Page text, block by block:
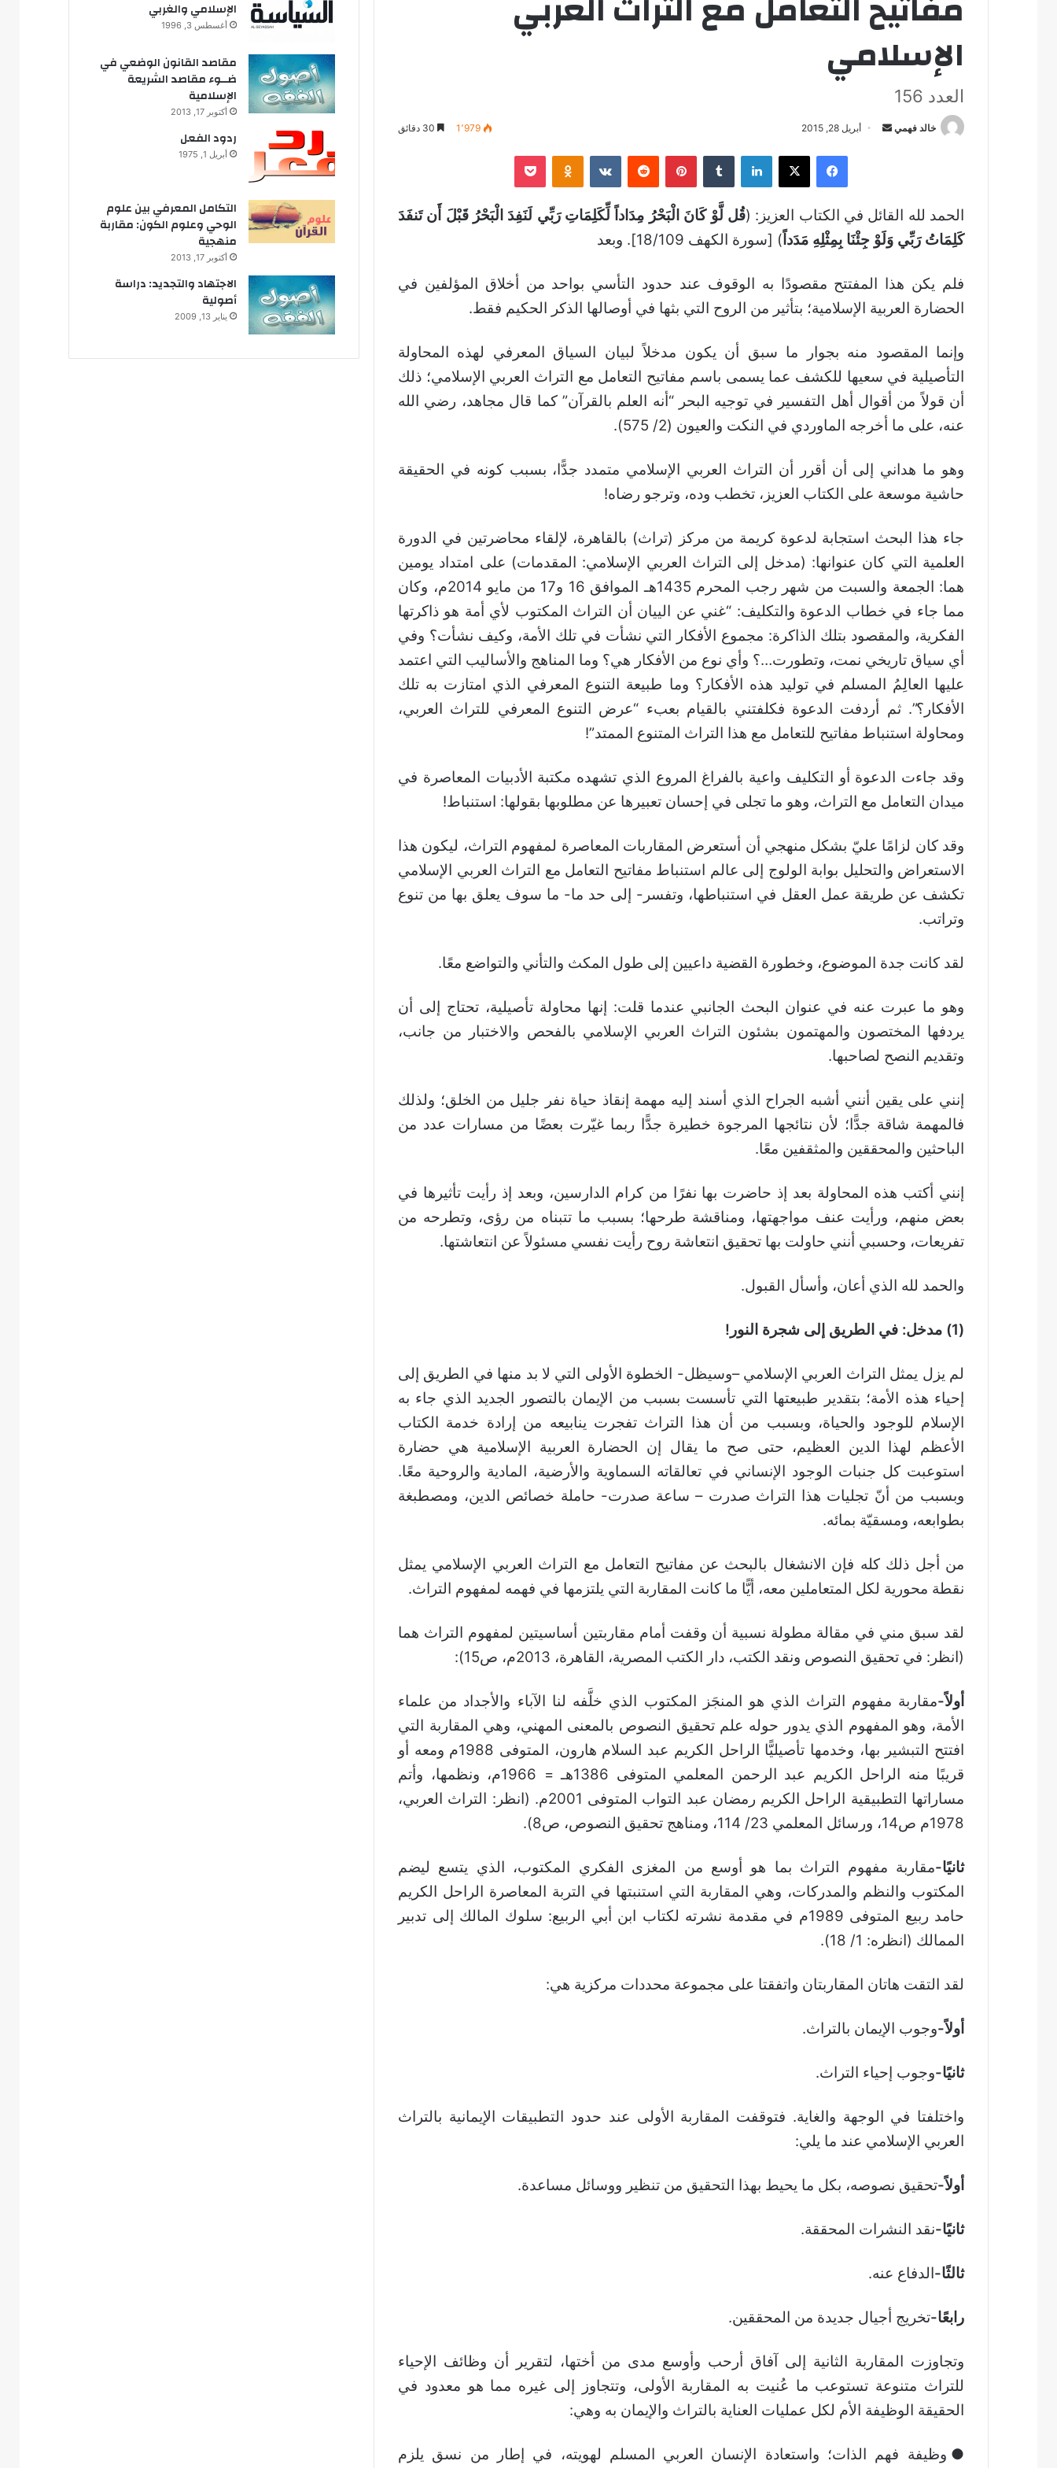
الإسلامي
العدد 156
خالد فهمي
ر
ي
ل
ت
ر
ي
أبريل 28, 2015 1٬979
فيسبوك لينكدإن بينتيريست
الحمد لله القائل في الكتاب العزيز: (قُل لَّوْ كَانَ الْبَحْرُ مِدَاداً لِّكَلِمَاتِ رَبِّي لَنَفِدَ الْبَحْرُ قَبْلَ أَن تَنفَدَ
كَلِمَاتُ رَبِّي وَلَوْ جِئْنَا بِمِثْلِهِ مَدَداً ) [سورة الكهف 18/109]. وبعد
فلم يكن هذا المفتتح مقصودًا به الوقوف عند حدود التأسي بواحد من أخلاق المؤلفين في
الحضارة العربية الإسلامية؛ بتأثير من الروح التي بثها في أوصالها الذكر الحكيم فقط.
وإنما المقصود منه بجوار ما سبق أن يكون مدخلاً لبيان السياق المعرفي لهذه المحاولة
التأصيلية في سعيها للكشف عما يسمى باسم مفاتيح التعامل مع التراث العربي الإسلامي؛ ذلك
أن قولاً من أقوال أهل التفسير في توجيه البحر “أنه العلم بالقرآن” كما قال مجاهد، رضي الله
عنه، على ما أخرجه الماوردي في النكت والعيون (2/ 575).
وهو ما هداني إلى أن أقرر أن التراث العربي الإسلامي متمدد جدًّا، بسبب كونه في الحقيقة
حاشية موسعة على الكتاب العزيز، تخطب وده، وترجو رضاه!
جاء هذا البحث استجابة لدعوة كريمة من مركز (تراث) بالقاهرة، لإلقاء محاضرتين في الدورة
العلمية التي كان عنوانها: (مدخل إلى التراث العربي الإسلامي: المقدمات) على امتداد يومين
هما: الجمعة والسبت من شهر رجب المحرم 1435هـ الموافق 16 و17 من مايو 2014م، وكان
مما جاء في خطاب الدعوة والتكليف: “غني عن الييان أن التراث المكتوب لأي أمة هو ذاكرتها
الفكرية، والمقصود بتلك الذاكرة: مجموع الأفكار التي نشأت في تلك الأمة، وكيف نشأت؟ وفي
أي سياق تاريخي نمت، وتطورت…؟ وأي نوع من الأفكار هي؟ وما المناهج والأساليب التي اعتمد
عليها العالِمُ المسلم في توليد هذه الأفكار؟ وما طبيعة التنوع المعرفي الذي امتازت به تلك
الأفكار؟”. ثم أردفت الدعوة فكلفتني بالقيام بعبء “عرض التنوع المعرفي للتراث العربي،
ومحاولة استنباط مفاتيح للتعامل مع هذا التراث المتنوع الممتد”!
وقد جاءت الدعوة أو التكليف واعية بالفراغ المروع الذي تشهده مكتبة الأدبيات المعاصرة في
ميدان التعامل مع التراث، وهو ما تجلى في إحسان تعبيرها عن مطلوبها بقولها: استنباط!
وقد كان لزامًا عليّ بشكل منهجي أن أستعرض المقاربات المعاصرة لمفهوم التراث، ليكون هذا
الاستعراض والتحليل بوابة الولوج إلى عالم استنباط مفاتيح التعامل مع التراث العربي الإسلامي
تكشف عن طريقة عمل العقل في استنباطها، وتفسر- إلى حد ما- ما سوف يعلق بها من تنوع
وتراتب.
لقد كانت جدة الموضوع، وخطورة القضية داعيين إلى طول المكث والتأني والتواضع معًا.
وهو ما عبرت عنه في عنوان البحث الجانبي عندما قلت: إنها محاولة تأصيلية، تحتاج إلى أن
يردفها المختصون والمهتمون بشئون التراث العربي الإسلامي بالفحص والاختبار من جانب،
وتقديم النصح لصاحبها.
إنني على يقين أنني أشبه الجراح الذي أسند إليه مهمة إنقاذ حياة نفر جليل من الخلق؛ ولذلك
فالمهمة شاقة جدًّا؛ لأن نتائجها المرجوة خطيرة جدًّا ربما غيّرت بعضًا من مسارات عدد من
الباحثين والمحققين والمثقفين معًا.
إنني أكتب هذه المحاولة بعد إذ حاضرت بها نفرًا من كرام الدارسين، وبعد إذ رأيت تأثيرها في
بعض منهم، ورأيت عنف مواجهتها، ومناقشة طرحها؛ بسبب ما تتبناه من رؤى، وتطرحه من
تفريعات، وحسبي أنني حاولت بها تحقيق انتعاشة روح رأيت نفسي مسئولاً عن انتعاشتها.
والحمد لله الذي أعان، وأسأل القبول.
(1) مدخل: في الطريق إلى شجرة النور!
لم يزل يمثل التراث العربي الإسلامي –وسيظل- الخطوة الأولى التي لا بد منها في الطريق إلى
إحياء هذه الأمة؛ بتقدير طبيعتها التي تأسست بسبب من الإيمان بالتصور الجديد الذي جاء به
الإسلام للوجود والحياة، وبسبب من أن هذا التراث تفجرت ينابيعه من إرادة خدمة الكتاب
الأعظم لهذا الدين العظيم، حتى صح ما يقال إن الحضارة العربية الإسلامية هي حضارة
استوعبت كل جنبات الوجود الإنساني في تعالقاته السماوية والأرضية، المادية والروحية معًا.
وبسبب من أنّ تجليات هذا التراث صدرت – ساعة صدرت- حاملة خصائص الدين، ومصطبغة
بطوابعه، ومسقيّة بمائه.
من أجل ذلك كله فإن الانشغال بالبحث عن مفاتيح التعامل مع التراث العربي الإسلامي يمثل
نقطة محورية لكل المتعاملين معه، أيًّا ما كانت المقاربة التي يلتزمها في فهمه لمفهوم التراث.
لقد سبق مني في مقالة مطولة نسبية أن وقفت أمام مقاربتين أساسيتين لمفهوم التراث هما
(انظر: في تحقيق النصوص ونقد الكتب، دار الكتب المصرية، القاهرة، 2013م، ص15):
أولاً-مقاربة مفهوم التراث الذي هو المنجَز المكتوب الذي خلَّفه لنا الآباء والأجداد من علماء
الأمة، وهو المفهوم الذي يدور حوله علم تحقيق النصوص بالمعنى المهني، وهي المقاربة التي
افتتح التبشير بها، وخدمها تأصيليًّا الراحل الكريم عبد السلام هارون، المتوفى 1988م ومعه أو
قريبًا منه الراحل الكريم عبد الرحمن المعلمي المتوفى 1386هـ = 1966م، ونظمها، وأتم
مساراتها التطبيقية الراحل الكريم رمضان عبد التواب المتوفى 2001م. (انظر: التراث العربي،
1978م ص14، ورسائل المعلمي 23/ 114، ومناهج تحقيق النصوص، ص8).
ثانيًا-مقاربة مفهوم التراث بما هو أوسع من المغزى الفكري المكتوب، الذي يتسع ليضم
المكتوب والنظم والمدركات، وهي المقاربة التي استنبتها في التربة المعاصرة الراحل الكريم
حامد ربيع المتوفى 1989م في مقدمة نشرته لكتاب ابن أبي الربيع: سلوك المالك إلى تدبير
الممالك (انظره: 1/ 18).
لقد التقت هاتان المقاربتان واتفقتا على مجموعة محددات مركزية هي:
أولاً-وجوب الإيمان بالتراث.
ثانيًا-وجوب إحياء التراث.
واختلفتا في الوجهة والغاية. فتوقفت المقاربة الأولى عند حدود التطبيقات الإيمانية بالتراث
العربي الإسلامي عند ما يلي:
أولاً-تحقيق نصوصه، بكل ما يحيط بهذا التحقيق من تنظير ووسائل مساعدة.
ثانيًا-نقد النشرات المحققة.
ثالثًا-الدفاع عنه.
رابعًا-تخريج أجيال جديدة من المحققين.
وتجاوزت المقاربة الثانية إلى آفاق أرحب وأوسع مدى من أختها، لتقرير أن وظائف الإحياء
للتراث متنوعة تستوعب ما عُنيت به المقاربة الأولى، وتتجاوز إلى غيره مما هو معدود في
الحقيقة الوظيفة الأم لكل عمليات العناية بالتراث والإيمان به وهي:
●وظيفة فهم الذات؛ واستعادة الإنسان العربي المسلم لهويته، في إطار من نسق يلزم
الإسلامي والغربي
أغسطس 3, 1996
مقاصد القانون الوضعي في
ضــوء مقاصد الشريعة
الإسلامية
أكتوبر 17, 2013
ردود الفعل
أبريل 1, 1975
التكامل المعرفي بين علوم
الوحي وعلوم الكون: مقاربة
منهجية
أكتوبر 17, 2013
الاجتهاد والتجديد: دراسة
أصولية
يناير 13, 2009